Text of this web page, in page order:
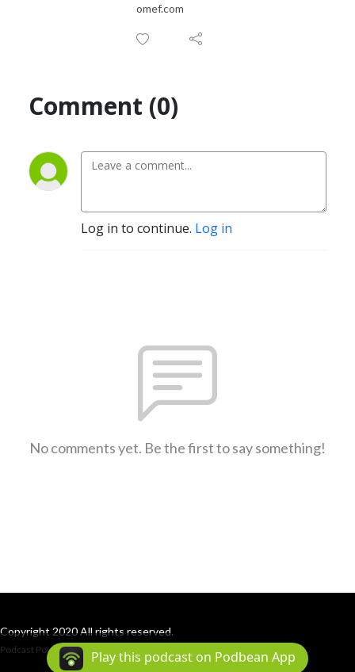
omef.com
Comment (0)
Log in to continue. Log in
No comments yet. Be the first to say something!
Copyright 2020 All rights reserved.
Podcast Powered By Podbean
Play this podcast on Podbean App